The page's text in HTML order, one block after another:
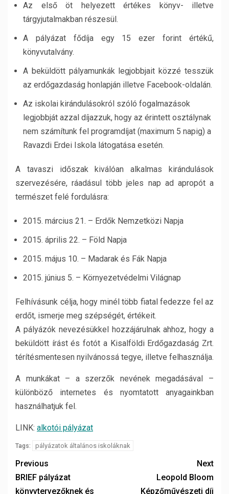
Az első öt helyezett értékes könyv- illetve
tárgyjutalmakban részesül.
A pályázat fődíja egy 15 ezer forint értékű,
könyvutalvány.
A beküldött pályamunkák legjobbjait közzé tesszük
az erdőgazdaság honlapján illetve Facebook-oldalán.
Az iskolai kirándulásokról szóló fogalmazások
legjobbját azzal díjazzuk, hogy az érintett osztálynak
nem számítunk fel programdíjat (maximum 5 napig) a
Ravazdi Erdei Iskola látogatása esetén.
A tavaszi időszak kiválóan alkalmas kirándulások
szervezésére, ráadásul több jeles nap ad apropót a
természet felé fordulásra:
2015. március 21. – Erdők Nemzetközi Napja
2015. április 22. – Föld Napja
2015. május 10. – Madarak és Fák Napja
2015. június 5. – Környezetvédelmi Világnap
Felhívásunk célja, hogy minél több fiatal fedezze fel az
erdőt, ismerje meg szépségét, értékeit.
A pályázók nevezésükkel hozzájárulnak ahhoz, hogy a
beküldött írást és fotót a Kisalföldi Erdőgazdaság Zrt.
térítésmentesen nyilvánossá tegye, illetve felhasználja.
A munkákat – a szerzők nevének megadásával –
különböző internetes és nyomtatott anyagainkban
használhatjuk fel.
LINK: alkotói pályázat
Tags: pályázatok általános iskoláknak
Previous
BRIEF pályázat
könyvtervezőknek és
Next
Leopold Bloom
Képzőművészeti díj